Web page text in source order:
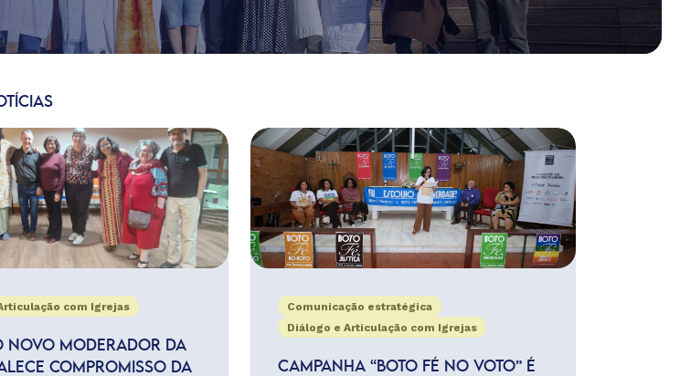
com Igrejas
NOVO MODERADOR DA
COMPROMISSO DA
Comunicação estratégica
Diálogo e Articulação com Igrejas
CAMPANHA “BOTO FÉ NO VOTO” É